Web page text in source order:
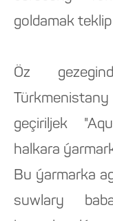
goldamak teklip
Öz
geçiriljek
halkara
Bu ýarmarka
suwlary